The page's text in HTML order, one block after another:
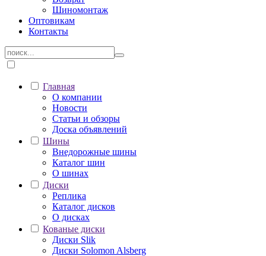
Шиномонтаж
Оптовикам
Контакты
Главная
О компании
Новости
Статьи и обзоры
Доска объявлений
Шины
Внедорожные шины
Каталог шин
О шинах
Диски
Реплика
Каталог дисков
О дисках
Кованые диски
Диски Slik
Диски Solomon Alsberg